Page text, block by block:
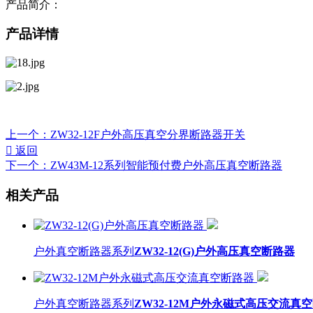
产品简介：
产品详情
上一个： ZW32-12F户外高压真空分界断路器开关
 返回
下一个： ZW43M-12系列智能预付费户外高压真空断路器
相关产品
户外真空断路器系列 ZW32-12(G)户外高压真空断路器
户外真空断路器系列 ZW32-12M户外永磁式高压交流真